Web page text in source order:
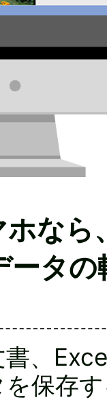
なら
ータの
、
保存